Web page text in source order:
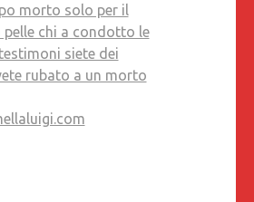
morto solo per il
pelle chi a condotto le
siete dei
rubato a un morto